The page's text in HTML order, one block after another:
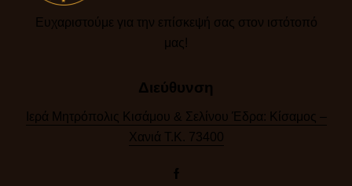
Ευχαριστούμε για την επίσκεψή σας στον ιστότοπό
μας!​
Διεύθυνση
Ιερά Μητρόπολις Κισάμου & Σελίνου Έδρα: Κίσαμος –
Χανιά Τ.Κ. 73400